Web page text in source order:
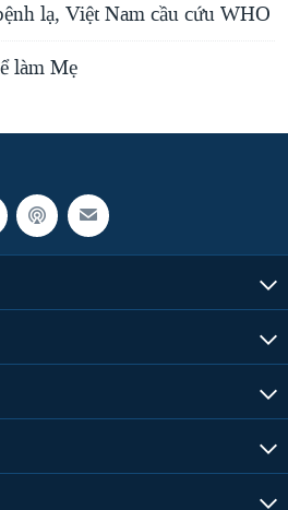
lạ, Việt Nam cầu cứu WHO
làm Mẹ